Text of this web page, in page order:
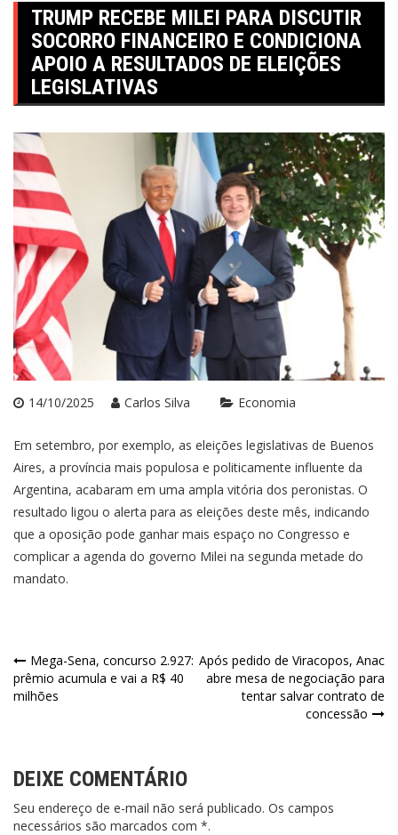
TRUMP RECEBE MILEI PARA DISCUTIR
SOCORRO FINANCEIRO E CONDICIONA
APOIO A RESULTADOS DE ELEIÇÕES
LEGISLATIVAS
14/10/2025 Carlos Silva Economia
Em setembro, por exemplo, as eleições legislativas de Buenos
Aires, a província mais populosa e politicamente influente da
Argentina, acabaram em uma ampla vitória dos peronistas. O
resultado ligou o alerta para as eleições deste mês, indicando
que a oposição pode ganhar mais espaço no Congresso e
complicar a agenda do governo Milei na segunda metade do
mandato.
Navegação
de
Mega-Sena, concurso 2.927:
prêmio acumula e vai a R$ 40
milhões
Após pedido de Viracopos, Anac
abre mesa de negociação para
tentar salvar contrato de
concessão
DEIXE COMENTÁRIO
Seu endereço de e-mail não será publicado. Os campos
necessários são marcados com *.